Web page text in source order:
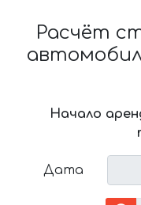
Расчёт
Начало
Дата